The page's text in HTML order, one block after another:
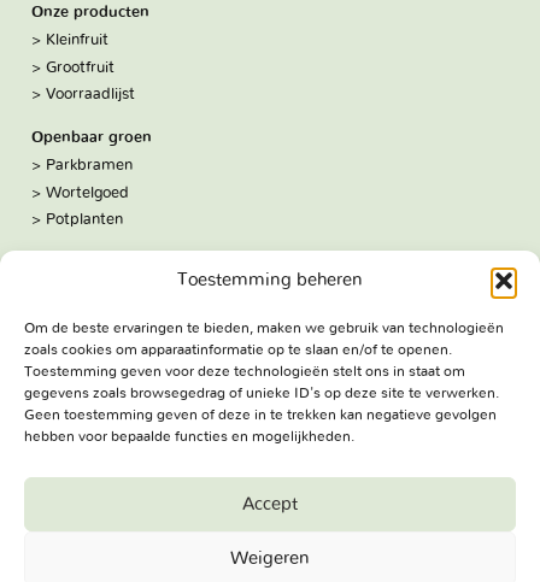
Toestemming beheren
Om de beste ervaringen te bieden, maken we gebruik van technologieën
zoals cookies om apparaatinformatie op te slaan en/of te openen.
Toestemming geven voor deze technologieën stelt ons in staat om
gegevens zoals browsegedrag of unieke ID's op deze site te verwerken.
Geen toestemming geven of deze in te trekken kan negatieve gevolgen
hebben voor bepaalde functies en mogelijkheden.
Accept
Weigeren
Onze producten
Kleinfruit
Grootfruit
Voorraadlijst
Openbaar groen
Parkbramen
Wortelgoed
Potplanten
Volg ons:
Facebook
Bezoekadres
Haringweg 3A
2975 LB Ottoland
Reserved.